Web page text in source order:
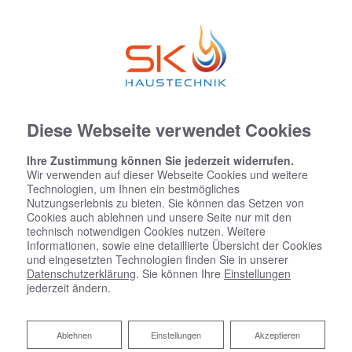
Diese Webseite verwendet Cookies
Ihre Zustimmung können Sie jederzeit widerrufen.
Wir verwenden auf dieser Webseite Cookies und weitere
Technologien, um Ihnen ein bestmögliches
Nutzungserlebnis zu bieten. Sie können das Setzen von
Cookies auch ablehnen und unsere Seite nur mit den
technisch notwendigen Cookies nutzen. Weitere
Informationen, sowie eine detaillierte Übersicht der Cookies
und eingesetzten Technologien finden Sie in unserer
Datenschutzerklärung. Sie können Ihre Einstellungen
jederzeit ändern.
Akzeptieren
Einstellungen
Ablehnen
Ablehnen